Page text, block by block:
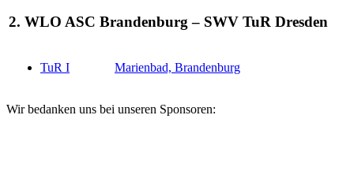
2. WLO ASC Brandenburg – SWV TuR Dresden
TuR I Marienbad, Brandenburg
Wir bedanken uns bei unseren Sponsoren: